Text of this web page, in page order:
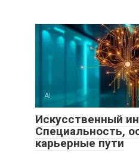
AI
Искусственный
Специальность,
карьерные пути